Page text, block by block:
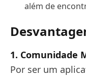
além de
1. Comunidade
Por ser um